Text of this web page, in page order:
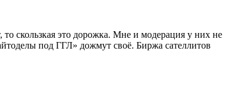
скользкая это дорожка. Мне и модерация у них не
под ГГЛ» дожмут своё. Биржа сателлитов